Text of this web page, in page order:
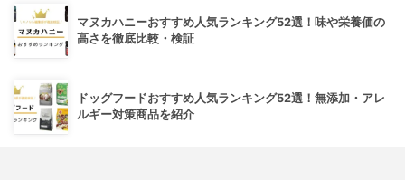
マヌカハニーおすすめ人気ランキング52選！味や栄養価の
高さを徹底比較・検証
ドッグフードおすすめ人気ランキング52選！無添加・アレ
ルギー対策商品を紹介